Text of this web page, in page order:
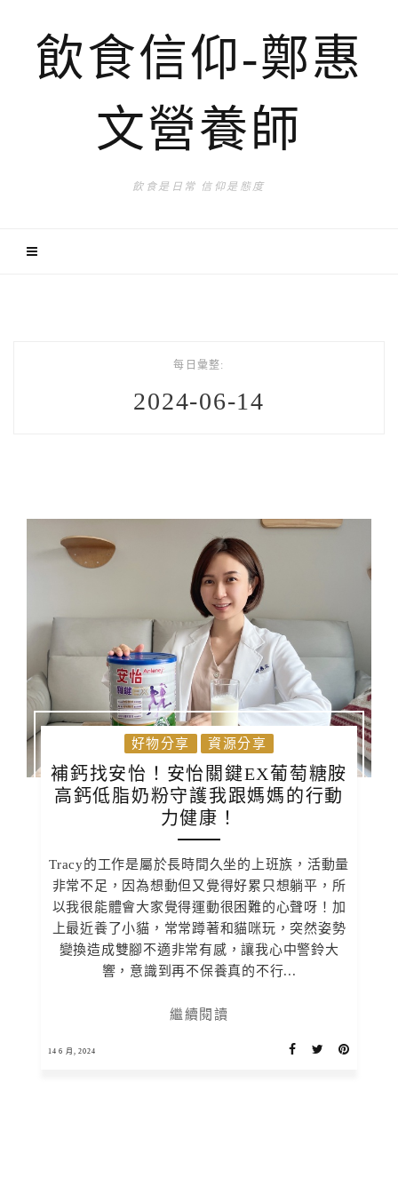
飲食信仰-鄭惠
文營養師
飲食是日常 信仰是態度
每日彙整:
2024-06-14
好物分享 資源分享
補鈣找安怡！安怡關鍵EX葡萄糖胺
高鈣低脂奶粉守護我跟媽媽的行動
力健康！
Tracy的工作是屬於長時間久坐的上班族，活動量
非常不足，因為想動但又覺得好累只想躺平，所
以我很能體會大家覺得運動很困難的心聲呀！加
上最近養了小貓，常常蹲著和貓咪玩，突然姿勢
變換造成雙腳不適非常有感，讓我心中警鈴大
響，意識到再不保養真的不行...
繼續閱讀
14 6 月, 2024